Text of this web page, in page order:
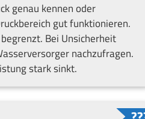
genau kennen oder
gut funktionieren.
Bei Unsicherheit
nachzufragen.
stark sinkt.